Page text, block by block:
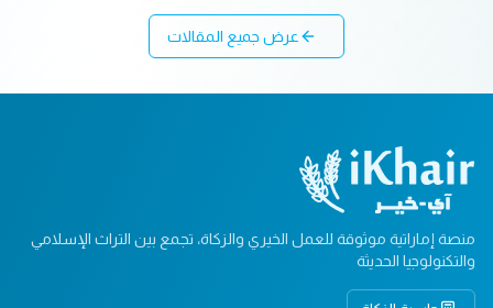
عرض جميع المقالات
منصة إماراتية موثوقة للعمل الخيري والزكاة، تجمع بين التراث الإسلامي
والتكنولوجيا الحديثة